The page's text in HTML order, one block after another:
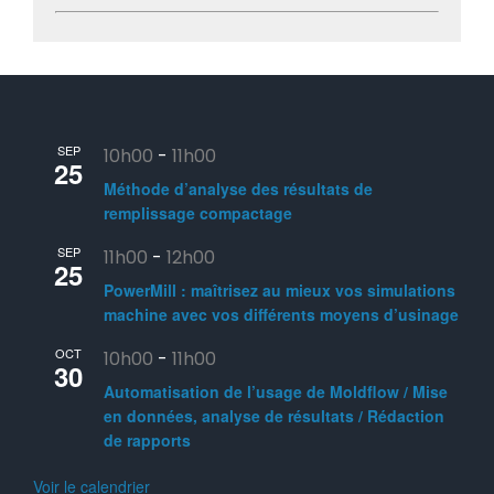
SEP
25 10h00 - 11h00
Méthode d’analyse des résultats de
remplissage compactage
SEP
25 11h00 - 12h00
PowerMill : maîtrisez au mieux vos simulations
machine avec vos différents moyens d’usinage
OCT
30 10h00 - 11h00
Automatisation de l’usage de Moldflow / Mise
en données, analyse de résultats / Rédaction
de rapports
Voir le calendrier